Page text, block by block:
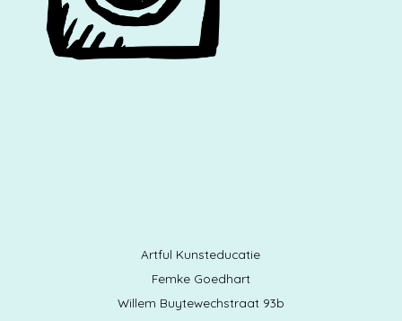
Artful Kunsteducatie
Femke Goedhart
Willem Buytewechstraat 93b